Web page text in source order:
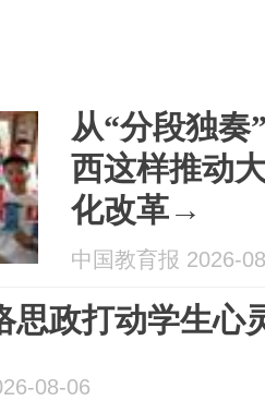
从“分段独奏
西这样推动
化改革→
中国教育报 2026-
思政打动学生心
08-06